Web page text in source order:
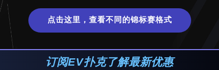
金赛
4:40 $52.50 $2,000
$10 奥马哈迷 4:40 $10 $400
$30 奥马哈迷 5:40 $30
点击这里，查看不同的锦标赛格式
订阅EV扑克了解最新优惠